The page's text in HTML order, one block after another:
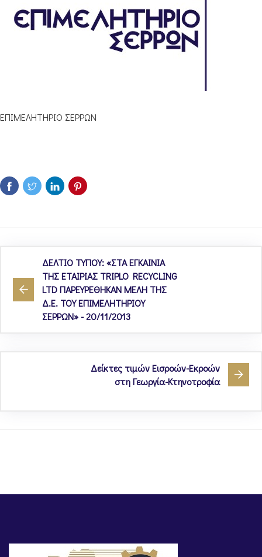
ΕΠΙΜΕΛΗΤΗΡΙΟ ΣΕΡΡΩΝ
ΔΕΛΤΙΟ ΤΥΠΟΥ: «ΣΤΑ ΕΓΚΑΙΝΙΑ
ΤΗΣ ΕΤΑΙΡΙΑΣ TRIPLO RECYCLING
LTD ΠΑΡΕΥΡΕΘΗΚΑΝ ΜΕΛΗ ΤΗΣ
Δ.Ε. ΤΟΥ ΕΠΙΜΕΛΗΤΗΡΙΟΥ
ΣΕΡΡΩΝ» - 20/11/2013
Δείκτες τιμών Εισροών-Εκροών
στη Γεωργία-Κτηνοτροφία